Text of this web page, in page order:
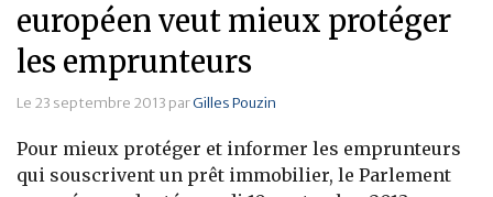
Bourse
Placements
Assurance Vie
Patrimoine
européen veut mieux protéger
les emprunteurs
Le 23 septembre 2013 parGilles Pouzin
Pour mieux protéger et informer les emprunteurs
qui souscrivent un prêt immobilier, le Parlement